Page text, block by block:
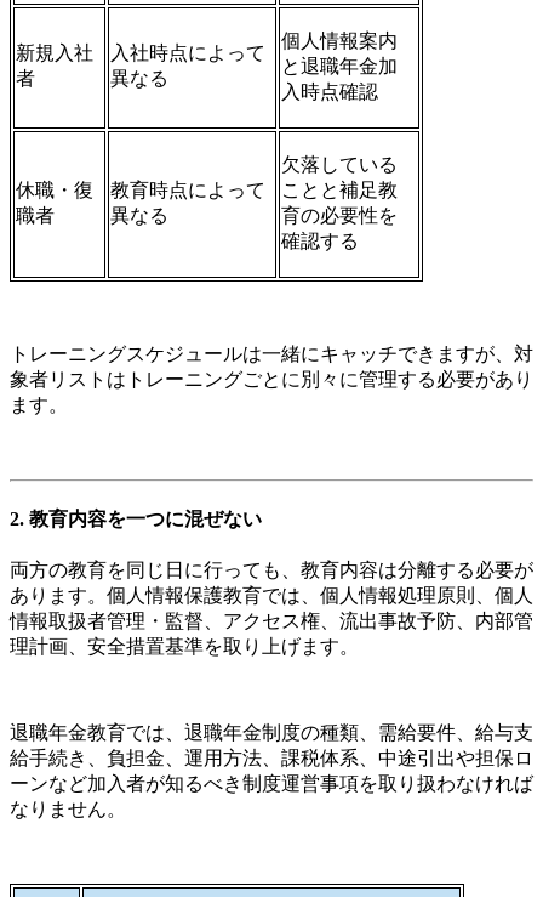
新規入社
者
入社時点によって
異なる
個人情報案内
と退職年金加
入時点確認
休職・復
職者
教育時点によって
異なる
欠落している
ことと補足教
育の必要性を
確認する
トレーニングスケジュールは一緒にキャッチできますが、対
象者リストはトレーニングごとに別々に管理する必要があり
ます。
2. 教育内容を一つに混ぜない
両方の教育を同じ日に行っても、教育内容は分離する必要が
あります。個人情報保護教育では、個人情報処理原則、個人
情報取扱者管理・監督、アクセス権、流出事故予防、内部管
理計画、安全措置基準を取り上げます。
退職年金教育では、退職年金制度の種類、需給要件、給与支
給手続き、負担金、運用方法、課税体系、中途引出や担保ロ
ーンなど加入者が知るべき制度運営事項を取り扱わなければ
なりません。